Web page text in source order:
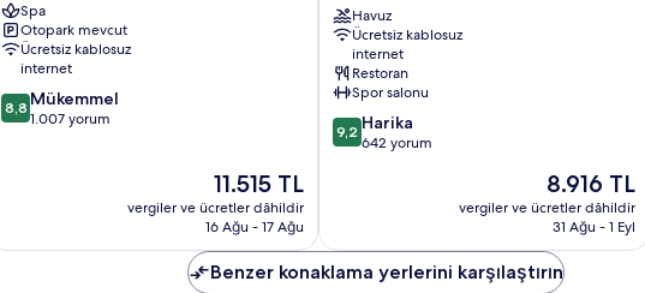
Martí
Spa
Otopark mevcut
Ücretsiz kablosuz
internet
10
üzerinden
8,8 Mükemmel
1.007 yorum
Güncel
fiyat:
11.515 TL
11.515 TL
vergiler ve ücretler dâhildir
16 Ağu - 17 Ağu
Poblenou
Sant
Martí
Havuz
Ücretsiz kablosuz
internet
Restoran
Spor salonu
10
üzerinden
9,2 Harika
642 yorum
Güncel
fiyat:
8.916 TL
8.916 TL
vergiler ve ücretler dâhildir
31 Ağu - 1 Eyl
Benzer konaklama yerlerini karşılaştırın